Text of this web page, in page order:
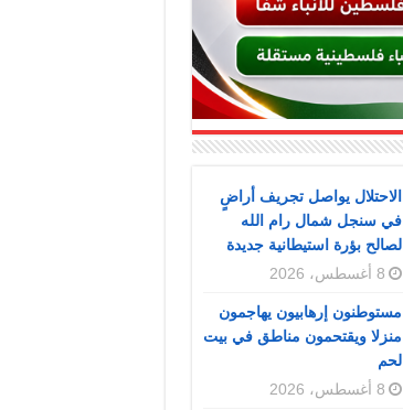
الاحتلال يواصل تجريف أراضٍ
في سنجل شمال رام الله
لصالح بؤرة استيطانية جديدة
8 أغسطس، 2026
مستوطنون إرهابيون يهاجمون
منزلا ويقتحمون مناطق في بيت
لحم
8 أغسطس، 2026